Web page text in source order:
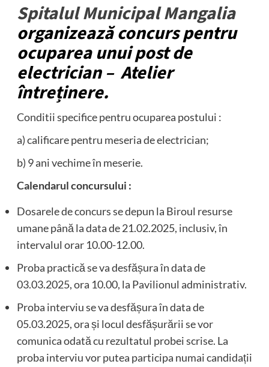
Spitalul Municipal Mangalia
organizează concurs pentru
ocuparea unui post de
electrician – Atelier
întreținere.
Conditii specifice pentru ocuparea postului :
a) calificare pentru meseria de electrician;
b) 9 ani vechime în meserie.
Calendarul concursului :
Dosarele de concurs se depun la Biroul resurse
umane până la data de 21.02.2025, inclusiv, în
intervalul orar 10.00-12.00.
Proba practică se va desfășura în data de
03.03.2025, ora 10.00, la Pavilionul administrativ.
Proba interviu se va desfășura în data de
05.03.2025, ora și locul desfășurării se vor
comunica odată cu rezultatul probei scrise. La
proba interviu vor putea participa numai candidații